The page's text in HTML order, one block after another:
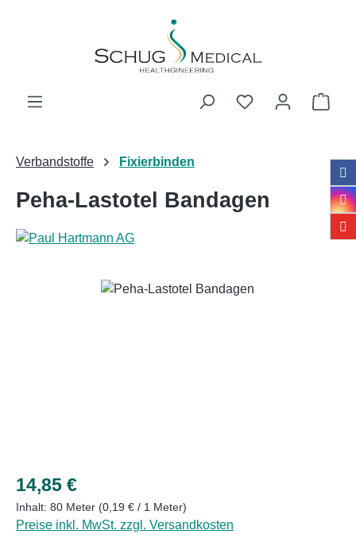
Verbandstoffe Fixierbinden
Peha-Lastotel Bandagen
Bildergalerie überspringen
Regulärer Preis:
14,85 €
Inhalt: 80 Meter (0,19 € / 1 Meter)
Preise inkl. MwSt. zzgl. Versandkosten